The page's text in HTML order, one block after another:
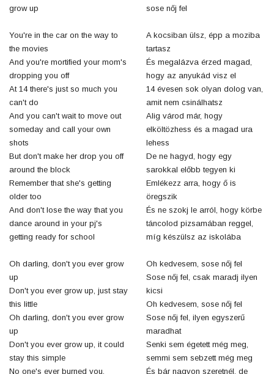
grow up
You're in the car on the way to
the movies
And you're mortified your mom's
dropping you off
At 14 there's just so much you
can't do
And you can't wait to move out
someday and call your own
shots
But don't make her drop you off
around the block
Remember that she's getting
older too
And don't lose the way that you
dance around in your pj's
getting ready for school
Oh darling, don't you ever grow
up
Don't you ever grow up, just stay
this little
Oh darling, don't you ever grow
up
Don't you ever grow up, it could
stay this simple
No one's ever burned you,
sose nőj fel
A kocsiban ülsz, épp a moziba
tartasz
És megalázva érzed magad,
hogy az anyukád visz el
14 évesen sok olyan dolog van,
amit nem csinálhatsz
Alig várod már, hogy
elköltözhess és a magad ura
lehess
De ne hagyd, hogy egy
sarokkal előbb tegyen ki
Emlékezz arra, hogy ő is
öregszik
És ne szokj le arról, hogy körbe
táncolod pizsamában reggel,
míg készülsz az iskolába
Oh kedvesem, sose nőj fel
Sose nőj fel, csak maradj ilyen
kicsi
Oh kedvesem, sose nőj fel
Sose nőj fel, ilyen egyszerű
maradhat
Senki sem égetett még meg,
semmi sem sebzett még meg
És bár nagyon szeretnél, de